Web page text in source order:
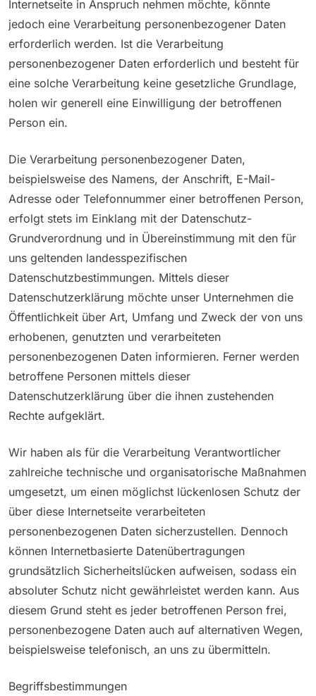
Internetseite in Anspruch nehmen möchte, könnte
jedoch eine Verarbeitung personenbezogener Daten
erforderlich werden. Ist die Verarbeitung
personenbezogener Daten erforderlich und besteht für
eine solche Verarbeitung keine gesetzliche Grundlage,
holen wir generell eine Einwilligung der betroffenen
Person ein.
Die Verarbeitung personenbezogener Daten,
beispielsweise des Namens, der Anschrift, E-Mail-
Adresse oder Telefonnummer einer betroffenen Person,
erfolgt stets im Einklang mit der Datenschutz-
Grundverordnung und in Übereinstimmung mit den für
uns geltenden landesspezifischen
Datenschutzbestimmungen. Mittels dieser
Datenschutzerklärung möchte unser Unternehmen die
Öffentlichkeit über Art, Umfang und Zweck der von uns
erhobenen, genutzten und verarbeiteten
personenbezogenen Daten informieren. Ferner werden
betroffene Personen mittels dieser
Datenschutzerklärung über die ihnen zustehenden
Rechte aufgeklärt.
Wir haben als für die Verarbeitung Verantwortlicher
zahlreiche technische und organisatorische Maßnahmen
umgesetzt, um einen möglichst lückenlosen Schutz der
über diese Internetseite verarbeiteten
personenbezogenen Daten sicherzustellen. Dennoch
können Internetbasierte Datenübertragungen
grundsätzlich Sicherheitslücken aufweisen, sodass ein
absoluter Schutz nicht gewährleistet werden kann. Aus
diesem Grund steht es jeder betroffenen Person frei,
personenbezogene Daten auch auf alternativen Wegen,
beispielsweise telefonisch, an uns zu übermitteln.
Begriffsbestimmungen